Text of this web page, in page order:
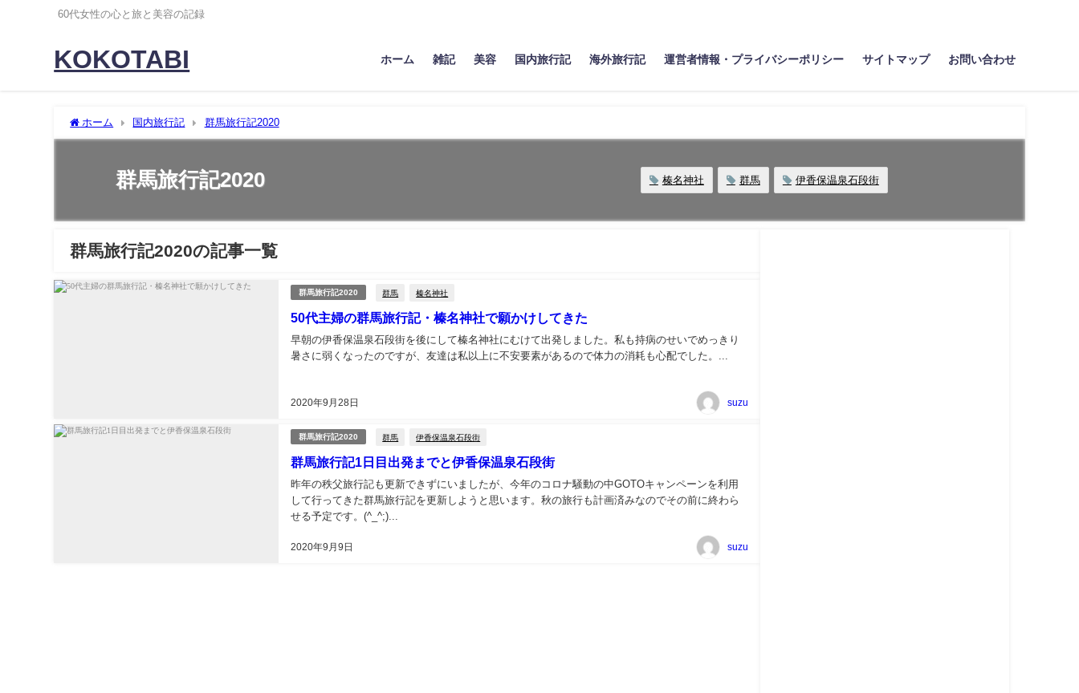
60代女性の心と旅と美容の記録
KOKOTABI ホーム 雑記 美容 国内旅行記 海外旅行記 運営者情報・プライバシーポリシー サイトマップ お問い合わせ
ホーム 国内旅行記 群馬旅行記2020
群馬旅行記2020 榛名神社 群馬 伊香保温泉石段街
群馬旅行記2020の記事一覧
群馬旅行記2020 群馬 榛名神社
50代主婦の群馬旅行記・榛名神社で願かけしてきた
2020年9月28日
早朝の伊香保温泉石段街を後にして榛名神社にむけて出発しました。私も持病のせいでめっきり
暑さに弱くなったのですが、友達は私以上に不安要素があるので体力の消耗も心配でした。...
suzu
群馬旅行記2020 群馬 伊香保温泉石段街
群馬旅行記1日目出発までと伊香保温泉石段街
2020年9月9日
昨年の秩父旅行記も更新できずにいましたが、今年のコロナ騒動の中GOTOキャンペーンを利用
して行ってきた群馬旅行記を更新しようと思います。秋の旅行も計画済みなのでその前に終わら
せる予定です。(^_^;)...
suzu